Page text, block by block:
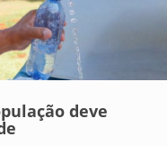
deve